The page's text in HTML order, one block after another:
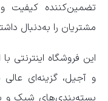
تضمین‌کننده
مشتریان را به‌دنبال
این فروشگاه اینترنتی
و آجیل، گزینه‌ای
بسته‌بندی‌های شیک و